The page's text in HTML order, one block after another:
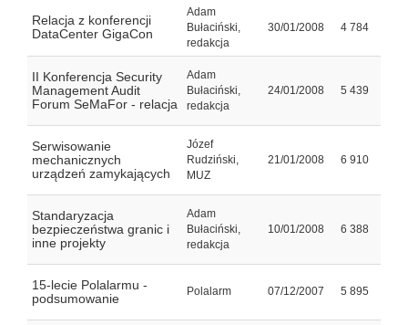
Relacja z konferencji
DataCenter GigaCon
Adam
Bułaciński,
redakcja
30/01/2008 4 784
II Konferencja Security
Management Audit
Forum SeMaFor - relacja
Adam
Bułaciński,
redakcja
24/01/2008 5 439
Serwisowanie
mechanicznych
urządzeń zamykających
Józef
Rudziński,
MUZ
21/01/2008 6 910
Standaryzacja
bezpieczeństwa granic i
inne projekty
Adam
Bułaciński,
redakcja
10/01/2008 6 388
15-lecie Polalarmu -
podsumowanie
Polalarm 07/12/2007 5 895